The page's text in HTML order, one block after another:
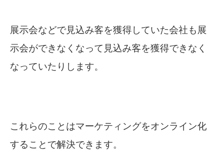
展示会などで見込み客を獲得していた会社も展
示会ができなくなって見込み客を獲得できなく
なっていたりします。
これらのことはマーケティングをオンライン化
することで解決できます。